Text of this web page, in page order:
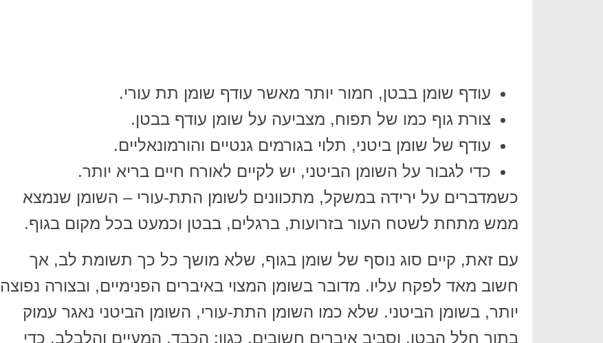
עודף שומן בבטן, חמור יותר מאשר עודף שומן תת עורי.
צורת גוף כמו של תפוח, מצביעה על שומן עודף בבטן.
עודף של שומן ביטני, תלוי בגורמים גנטיים והורמונאליים.
כדי לגבור על השומן הביטני, יש לקיים לאורח חיים בריא יותר.
כשמדברים על ירידה במשקל, מתכוונים לשומן התת-עורי – השומן שנמצא
ממש מתחת לשטח העור בזרועות, ברגלים, בבטן וכמעט בכל מקום בגוף.
עם זאת, קיים סוג נוסף של שומן בגוף, שלא מושך כל כך תשומת לב, אך
חשוב מאד לפקח עליו. מדובר בשומן המצוי באיברים הפנימיים, ובצורה נפוצה
יותר, בשומן הביטני. שלא כמו השומן התת-עורי, השומן הביטני נאגר עמוק
בתוך חלל הבטן, וסביב איברים חשובים, כגון: הכבד, המעיים והלבלב, כדי